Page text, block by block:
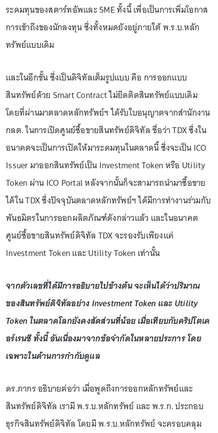
ระดมทุนของสตาร์ทอัพและ SME ทั้งนี้ เพื่อเป็นการเพิ่มโอกาส
การเข้าถึงของนักลงทุน ซึ่งทั้งหมดยังอยู่ภายใต้ พ.ร.บ.หลัก
ทรัพย์แบบเดิม
และในอีกขั้น ซึ่งเป็นดิจิทัลเต็มรูปแบบ คือ การออกแบบ
สินทรัพย์ด้วย Smart Contract ไม่ยึดติดสินทรัพย์แบบเดิม
โดยที่ผ่านมาตลาดหลักทรัพย์ฯ ได้รับใบอนุญาตจากสำนักงาน
กลต. ในการเปิดศูนย์ซื้อขายสินทรัพย์ดิจิทัล ชื่อว่า TDX ซึ่งใน
อนาคตจะเป็นการเปิดให้มาระดมทุนในตลาดนี้ ซึ่งจะเป็น ICO
Issuer มาออกสินทรัพย์เป็น Investment Token หรือ Utility
Token ผ่าน ICO Portal หลังจากนั้นก็จะสามารถนำมาซื้อขาย
ได้ใน TDX ซึ่งปัจจุบันตลาดหลักทรัพย์ฯ ได้มีการทำงานร่วมกับ
พันธมิตรในการออกผลิตภัณฑ์ดังกล่าวแล้ว และในอนาคต
ศูนย์ซื้อขายสินทรัพย์ดิจิทัล TDX จะรองรับเพียงแค่
Investment Token และ Utility Token เท่านั้น
จากตัวเลขที่ได้มีการอธิบายไปข้างต้น จะเห็นได้ว่าปริมาณ
ของสินทรัพย์ดิจิทัลอย่าง Investment Token และ Utility
Token ในตลาดโลกยังคงสัดส่วนที่น้อย เมื่อเทียบกับคริปโตเค
อร์เรนซี ทั้งนี้ อันเนื่องมาจากข้อจำกัดในหลายประการ โดย
เฉพาะในด้านการกำกับดูแล
ดร.ภากร อธิบายต่อว่า เมื่อพูดถึงการออกหลักทรัพย์และ
สินทรัพย์ดิจิทัล เรามี พ.ร.บ.หลักทรัพย์ และ พ.ร.ก. ประกอบ
ธุรกิจสินทรัพย์ดิจิทัล โดยมี พ.ร.บ.หลักทรัพย์ จะครอบคลุม